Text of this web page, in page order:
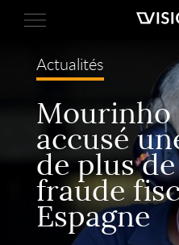
Actualités
Mourinho
accusé
de plus de
fraude
Espagne